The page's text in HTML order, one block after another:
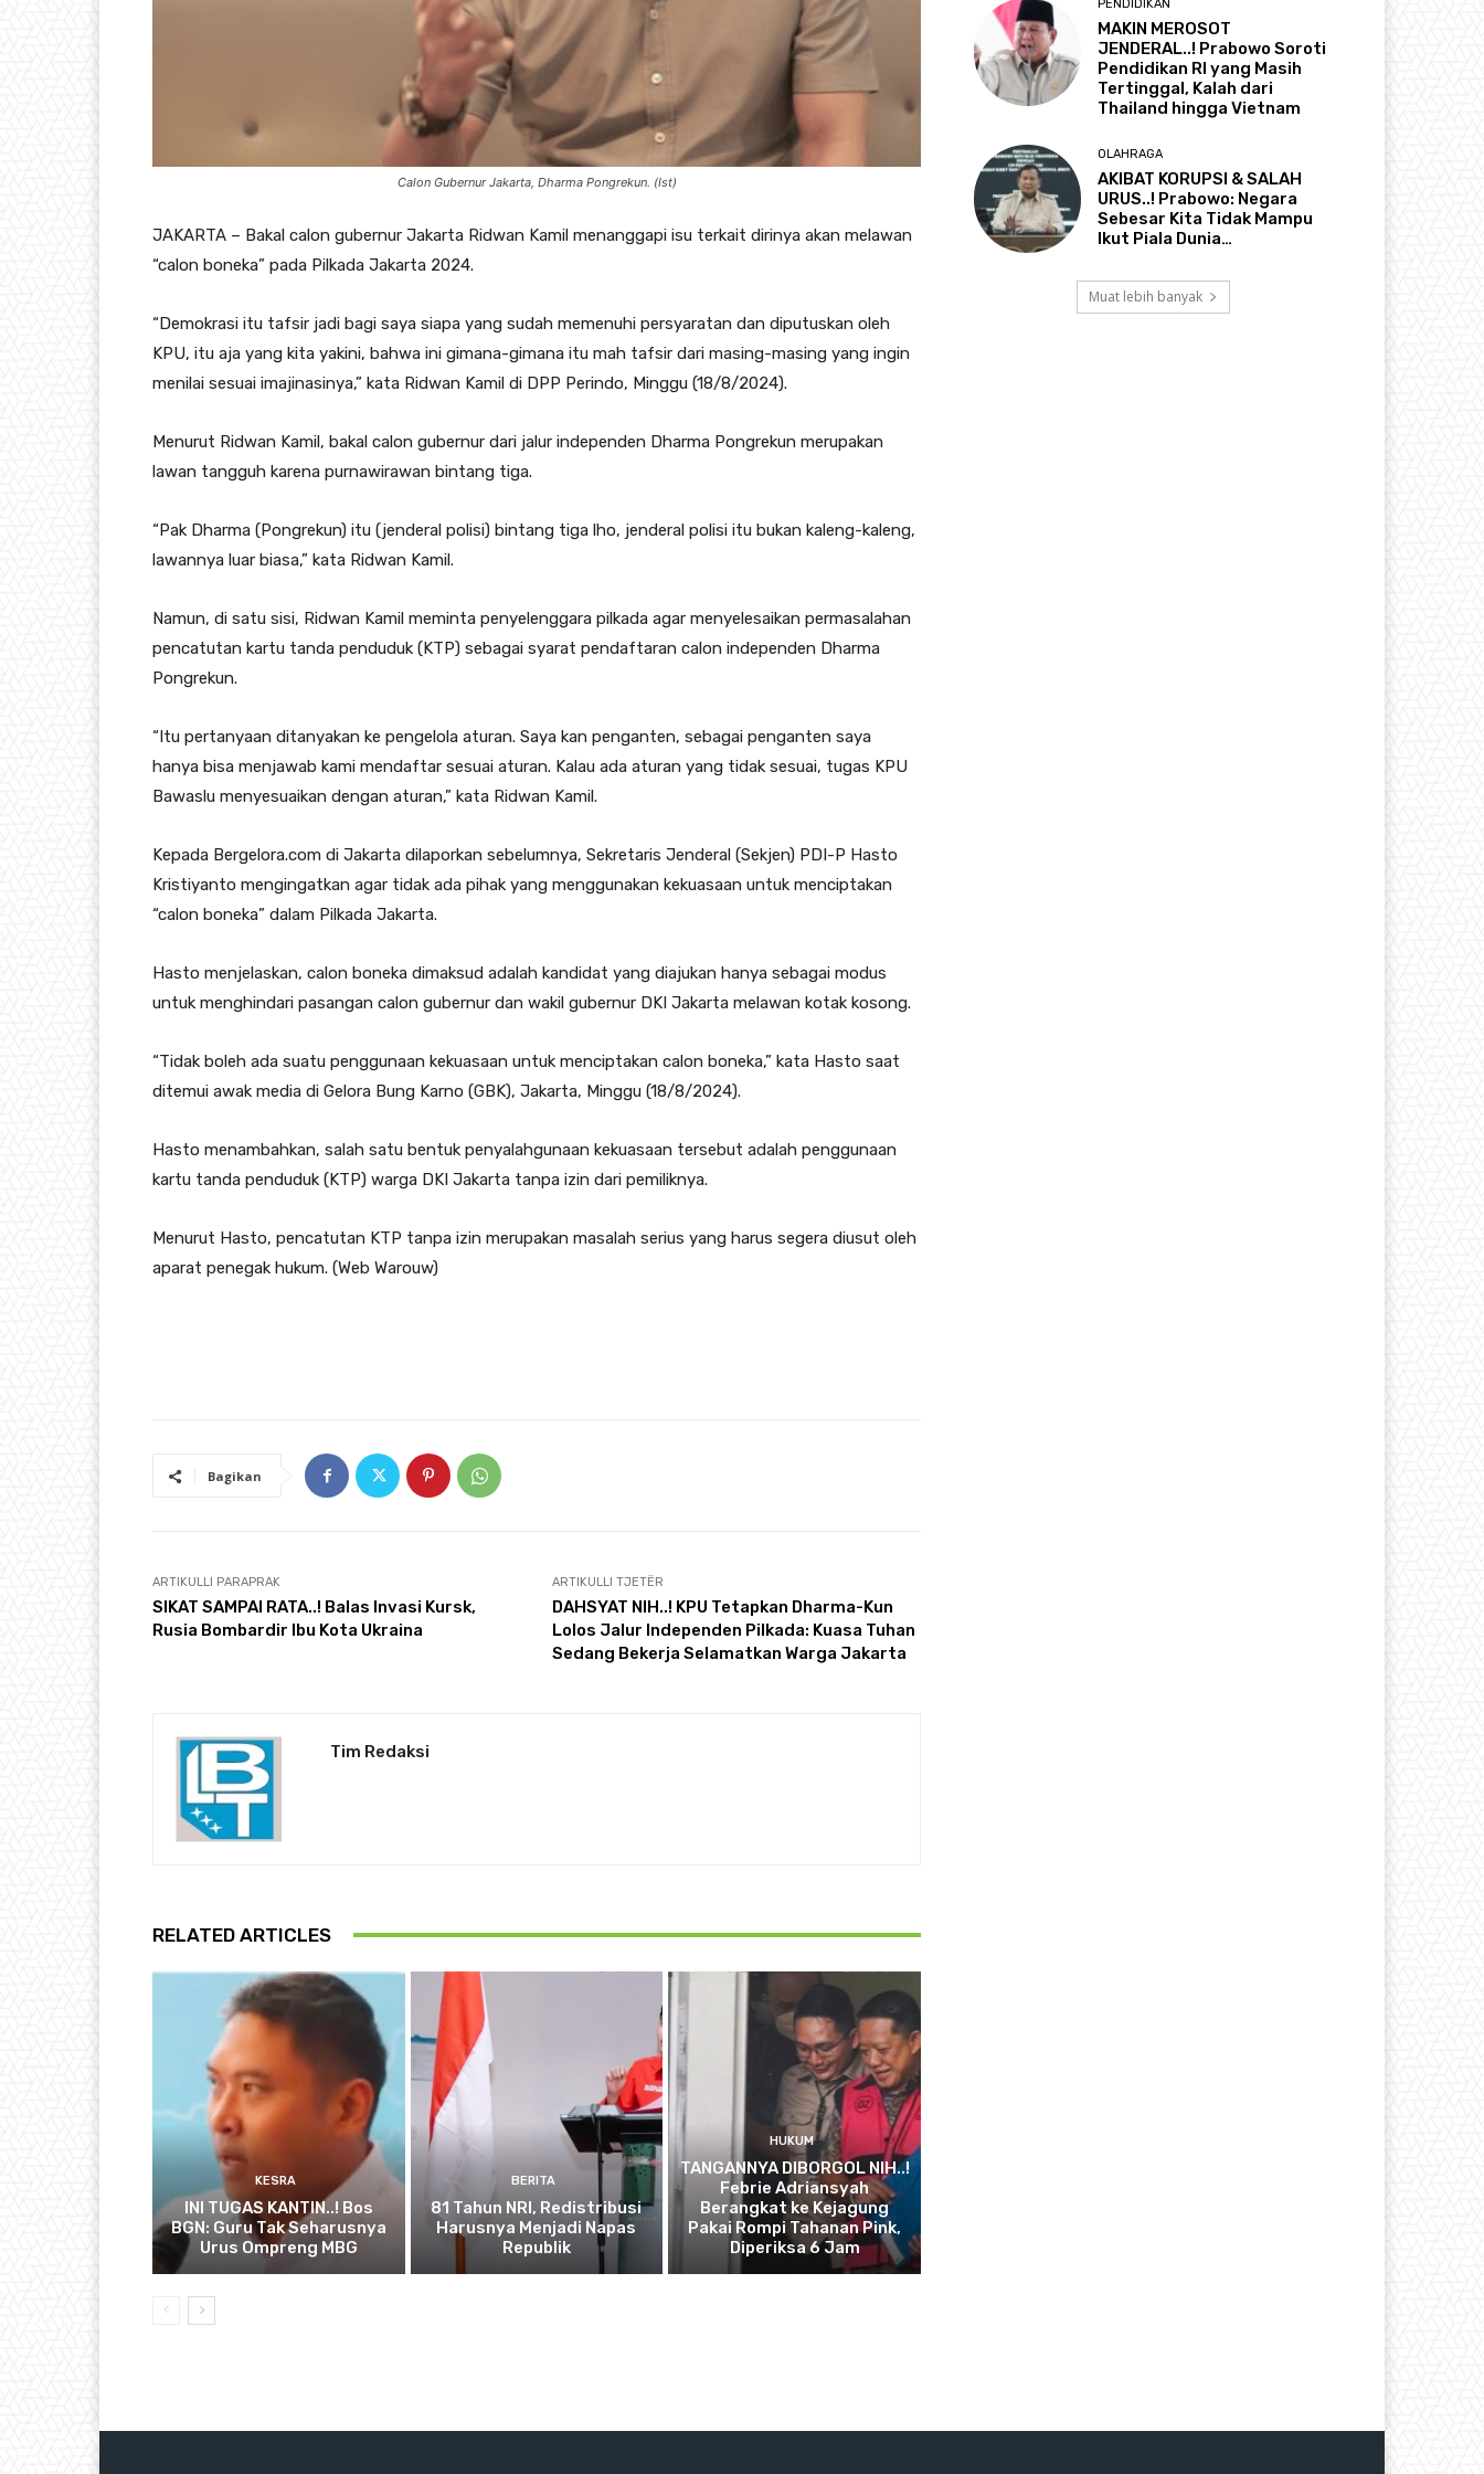
Calon Gubernur Jakarta, Dharma Pongrekun. (Ist)
JAKARTA – Bakal calon gubernur Jakarta Ridwan Kamil menanggapi isu terkait dirinya akan melawan
“calon boneka” pada Pilkada Jakarta 2024.
“Demokrasi itu tafsir jadi bagi saya siapa yang sudah memenuhi persyaratan dan diputuskan oleh
KPU, itu aja yang kita yakini, bahwa ini gimana-gimana itu mah tafsir dari masing-masing yang ingin
menilai sesuai imajinasinya,” kata Ridwan Kamil di DPP Perindo, Minggu (18/8/2024).
Menurut Ridwan Kamil, bakal calon gubernur dari jalur independen Dharma Pongrekun merupakan
lawan tangguh karena purnawirawan bintang tiga.
“Pak Dharma (Pongrekun) itu (jenderal polisi) bintang tiga lho, jenderal polisi itu bukan kaleng-kaleng,
lawannya luar biasa,” kata Ridwan Kamil.
Namun, di satu sisi, Ridwan Kamil meminta penyelenggara pilkada agar menyelesaikan permasalahan
pencatutan kartu tanda penduduk (KTP) sebagai syarat pendaftaran calon independen Dharma
Pongrekun.
“Itu pertanyaan ditanyakan ke pengelola aturan. Saya kan penganten, sebagai penganten saya
hanya bisa menjawab kami mendaftar sesuai aturan. Kalau ada aturan yang tidak sesuai, tugas KPU
Bawaslu menyesuaikan dengan aturan,” kata Ridwan Kamil.
Kepada Bergelora.com di Jakarta dilaporkan sebelumnya, Sekretaris Jenderal (Sekjen) PDI-P Hasto
Kristiyanto mengingatkan agar tidak ada pihak yang menggunakan kekuasaan untuk menciptakan
“calon boneka” dalam Pilkada Jakarta.
Hasto menjelaskan, calon boneka dimaksud adalah kandidat yang diajukan hanya sebagai modus
untuk menghindari pasangan calon gubernur dan wakil gubernur DKI Jakarta melawan kotak kosong.
“Tidak boleh ada suatu penggunaan kekuasaan untuk menciptakan calon boneka,” kata Hasto saat
ditemui awak media di Gelora Bung Karno (GBK), Jakarta, Minggu (18/8/2024).
Hasto menambahkan, salah satu bentuk penyalahgunaan kekuasaan tersebut adalah penggunaan
kartu tanda penduduk (KTP) warga DKI Jakarta tanpa izin dari pemiliknya.
Menurut Hasto, pencatutan KTP tanpa izin merupakan masalah serius yang harus segera diusut oleh
aparat penegak hukum. (Web Warouw)
Bagikan
ARTIKULLI PARAPRAK
SIKAT SAMPAI RATA..! Balas Invasi Kursk,
Rusia Bombardir Ibu Kota Ukraina
ARTIKULLI TJETËR
DAHSYAT NIH..! KPU Tetapkan Dharma-Kun
Lolos Jalur Independen Pilkada: Kuasa Tuhan
Sedang Bekerja Selamatkan Warga Jakarta
Tim Redaksi
RELATED ARTICLES
KESRA
INI TUGAS KANTIN..! Bos
BGN: Guru Tak Seharusnya
Urus Ompreng MBG
BERITA
81 Tahun NRI, Redistribusi
Harusnya Menjadi Napas
Republik
HUKUM
TANGANNYA DIBORGOL NIH..!
Febrie Adriansyah
Berangkat ke Kejagung
Pakai Rompi Tahanan Pink,
Diperiksa 6 Jam
PENDIDIKAN
MAKIN MEROSOT
JENDERAL..! Prabowo Soroti
Pendidikan RI yang Masih
Tertinggal, Kalah dari
Thailand hingga Vietnam
OLAHRAGA
AKIBAT KORUPSI & SALAH
URUS..! Prabowo: Negara
Sebesar Kita Tidak Mampu
Ikut Piala Dunia…
Muat lebih banyak